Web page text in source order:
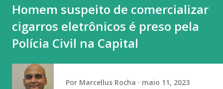
centro-sul do Rio Grande do Sul e em áreas de Santa
Catarina. A partir de segunda-feira (10), o ar frio alcança
também São Paulo e Rio de Janeiro, mas com menor
intensidade. Neste fim de semana , a previsão é que as
tempestades permaneçam concentradas entre o Paraná, o
centro e o norte de Santa Catarina, o sul de Mato Grosso
Homem suspeito de comercializar
cigarros eletrônicos é preso pela
Polícia Civil na Capital
Por Marcellus Rocha maio 11, 2023